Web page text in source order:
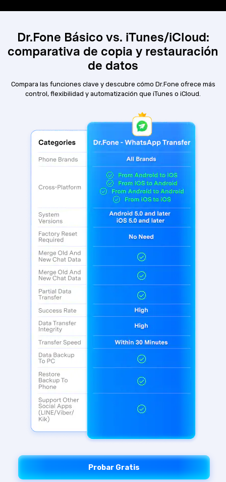
Dr.Fone Básico vs. iTunes/iCloud:
comparativa de copia y restauración
de datos
control, flexibilidad y automatización que iTunes o iCloud.